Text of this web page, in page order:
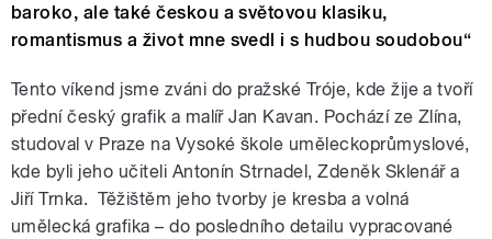
baroko, ale také českou a světovou klasiku,
romantismus a život mne svedl i s hudbou soudobou“
Tento víkend jsme zváni do pražské Tróje, kde žije a tvoří
přední český grafik a malíř Jan Kavan. Pochází ze Zlína,
studoval v Praze na Vysoké škole uměleckoprůmyslové,
kde byli jeho učiteli Antonín Strnadel, Zdeněk Sklenář a
Jiří Trnka. Těžištěm jeho tvorby je kresba a volná
umělecká grafika – do posledního detailu vypracované